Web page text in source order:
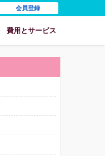
会員登録
費用とサービス